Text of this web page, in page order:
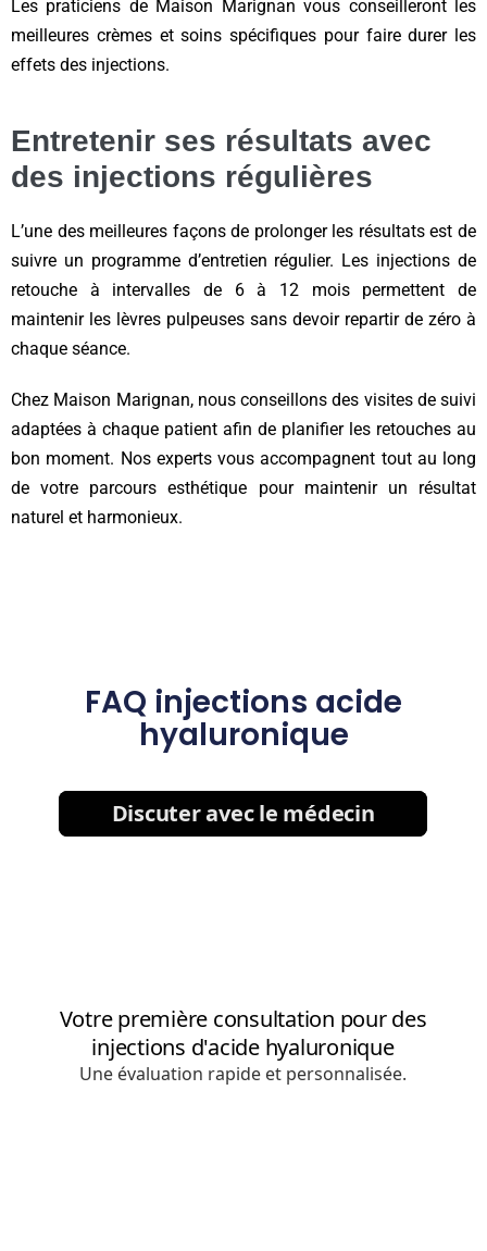
Les praticiens de Maison Marignan vous conseilleront les
meilleures crèmes et soins spécifiques pour faire durer les
effets des injections.
Entretenir ses résultats avec
des injections régulières
L’une des meilleures façons de prolonger les résultats est de
suivre un programme d’entretien régulier. Les injections de
retouche à intervalles de 6 à 12 mois permettent de
maintenir les lèvres pulpeuses sans devoir repartir de zéro à
chaque séance.
Chez Maison Marignan, nous conseillons des visites de suivi
adaptées à chaque patient afin de planifier les retouches au
bon moment. Nos experts vous accompagnent tout au long
de votre parcours esthétique pour maintenir un résultat
naturel et harmonieux.
FAQ injections acide
hyaluronique